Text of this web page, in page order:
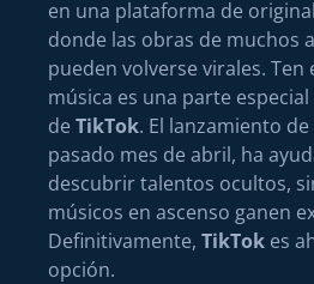
en una plataforma de
donde las obras de muchos
pueden volverse virales. Ten
música es una parte
de TikTok. El lanzamiento de
pasado mes de abril, ha
descubrir talentos ocultos,
músicos en ascenso ganen
Definitivamente, TikTok es
opción.